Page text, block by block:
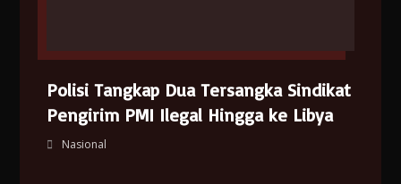
Polisi Tangkap Dua Tersangka Sindikat
Pengirim PMI Ilegal Hingga ke Libya
Nasional